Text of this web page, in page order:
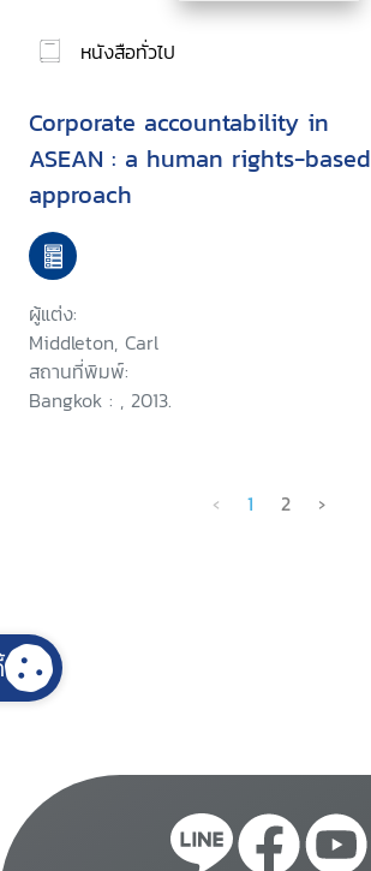
หนังสือทั่วไป
Corporate accountability in
ASEAN : a human rights-based
approach
ผู้แต่ง:
Middleton, Carl
สถานที่พิมพ์:
Bangkok : , 2013.
‹ 1 2 ›